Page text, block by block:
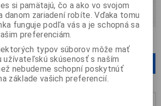
1 z1 Celkom3 záznamov
Počet na stránku 12
si pamätajú, čo a ako vo svojom
danom zariadení robíte. Vďaka tomu
funguje podľa vás a je schopná sa
preferenciám.
typov súborov môže mať
užívateľskú skúsenosť s naším
nebudeme schopní poskytnúť
základe vašich preferencií.